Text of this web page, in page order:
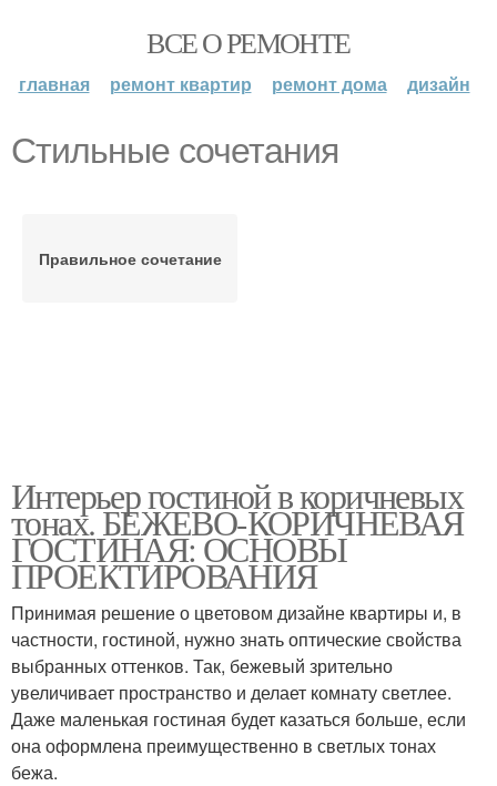
ВСЕ О РЕМОНТЕ
главная ремонт квартир ремонт дома дизайн
Стильные сочетания
Правильное сочетание
Интерьер гостиной в коричневых
тонах. БЕЖЕВО-КОРИЧНЕВАЯ
ГОСТИНАЯ: ОСНОВЫ
ПРОЕКТИРОВАНИЯ
Принимая решение о цветовом дизайне квартиры и, в
частности, гостиной, нужно знать оптические свойства
выбранных оттенков. Так, бежевый зрительно
увеличивает пространство и делает комнату светлее.
Даже маленькая гостиная будет казаться больше, если
она оформлена преимущественно в светлых тонах
бежа.